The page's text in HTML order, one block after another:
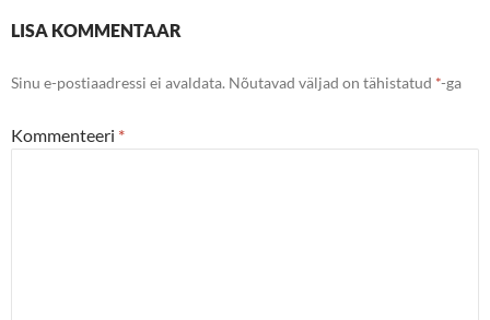
LISA KOMMENTAAR
Sinu e-postiaadressi ei avaldata. Nõutavad väljad on tähistatud *-ga
Kommenteeri *